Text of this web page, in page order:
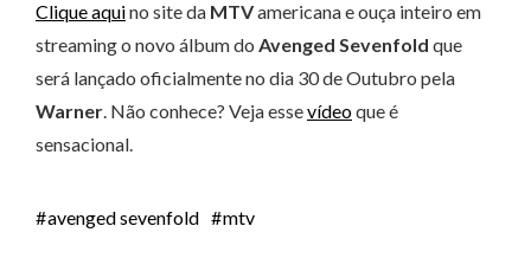
Clique aquino site da MTVamericana e ouça inteiro em
streaming o novo álbum do Avenged Sevenfold que
será lançado oficialmente no dia 30 de Outubro pela
Warner. Não conhece? Veja essevídeoque é
sensacional.
avenged sevenfold mtv